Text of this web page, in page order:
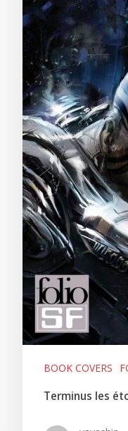
BOOK COVERS
Terminus les